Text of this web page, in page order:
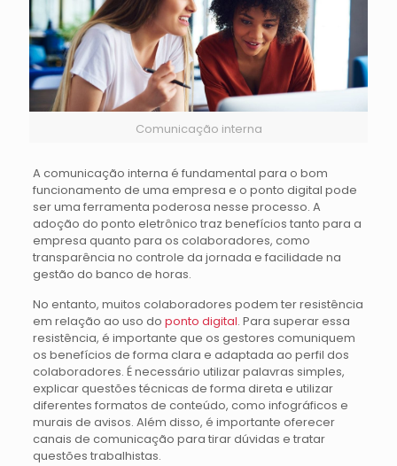
Comunicação interna
A comunicação interna é fundamental para o bom
funcionamento de uma empresa e o ponto digital pode
ser uma ferramenta poderosa nesse processo. A
adoção do ponto eletrônico traz benefícios tanto para a
empresa quanto para os colaboradores, como
transparência no controle da jornada e facilidade na
gestão do banco de horas.
No entanto, muitos colaboradores podem ter resistência
em relação ao uso do ponto digital. Para superar essa
resistência, é importante que os gestores comuniquem
os benefícios de forma clara e adaptada ao perfil dos
colaboradores. É necessário utilizar palavras simples,
explicar questões técnicas de forma direta e utilizar
diferentes formatos de conteúdo, como infográficos e
murais de avisos. Além disso, é importante oferecer
canais de comunicação para tirar dúvidas e tratar
questões trabalhistas.